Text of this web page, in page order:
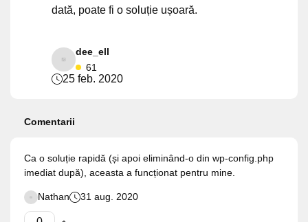
dată, poate fi o soluție ușoară.
dee_ell
61
25 feb. 2020
Comentarii
Ca o soluție rapidă (și apoi eliminând-o din wp-config.php
imediat după), aceasta a funcționat pentru mine.
Nathan 31 aug. 2020